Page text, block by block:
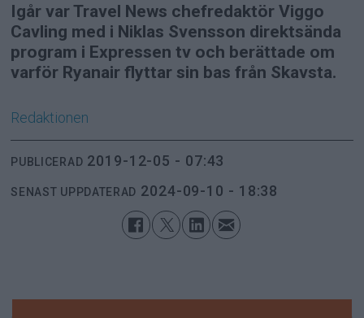
Igår var Travel News chefredaktör Viggo
Cavling med i Niklas Svensson direktsända
program i Expressen tv och berättade om
varför Ryanair flyttar sin bas från Skavsta.
Redaktionen
PUBLICERAD 2019-12-05 - 07:43
SENAST UPPDATERAD 2024-09-10 - 18:38